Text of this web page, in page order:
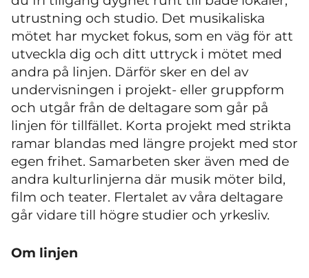
utrustning och studio. Det musikaliska
mötet har mycket fokus, som en väg för att
utveckla dig och ditt uttryck i mötet med
andra på linjen. Därför sker en del av
undervisningen i projekt- eller gruppform
och utgår från de deltagare som går på
linjen för tillfället. Korta projekt med strikta
ramar blandas med längre projekt med stor
egen frihet. Samarbeten sker även med de
andra kulturlinjerna där musik möter bild,
film och teater. Flertalet av våra deltagare
går vidare till högre studier och yrkesliv.
Om linjen